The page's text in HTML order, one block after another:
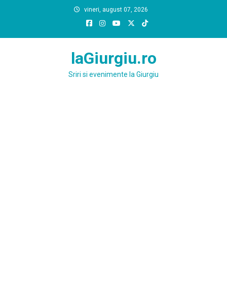
vineri, august 07, 2026
laGiurgiu.ro
Sriri si evenimente la Giurgiu